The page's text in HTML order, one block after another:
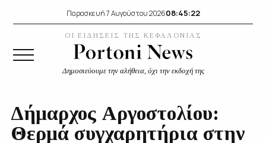
Παρασκευή 7 Αυγούστου 202608:45:22
ΟΙ ΕΙΔΗΣΕΙΣ ΤΗΣ ΚΕΦΑΛΟΝΙΑΣ
Δημοσιεύουμε την αλήθεια, όχι την εκδοχή της
Δήμαρχος Αργοστολίου:
Θερμά συγχαρητήρια στην